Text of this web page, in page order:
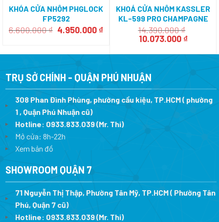
KHÓA CỬA NHÔM PHGLOCK
FP5292
6.600.000₫ Giá
6.600.000 ₫.
4.950.000 ₫Giá
là:
KHOÁ CỬA NHÔM KASSLER
KL-599 PRO CHAMPAGNE
GOLD APP
14.390.000₫
Giá
là:
10.073.000 ₫Giá
tại
TRỤ SỞ CHÍNH - QUẬN PHÚ NHUẬN
308 Phan Đình Phùng, phường cầu kiệu, TP.HCM ( phường
1 , Quận Phú Nhuận cũ)
Hotline: 0933.833.039(Mr. Thi)
Mở cửa: 8h-22h
Xem bản đồ
SHOWROOM QUẬN 7
71 Nguyễn Thị Thập, Phường Tân Mỹ, TP.HCM ( Phường Tân
Phú, Quận 7 cũ)
Hotline: 0933.833.039(Mr. Thi)